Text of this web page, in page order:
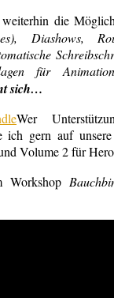
die
Diashows,
für
sich…
Wer
ich gern auf unsere
Volume 2 für
Workshop